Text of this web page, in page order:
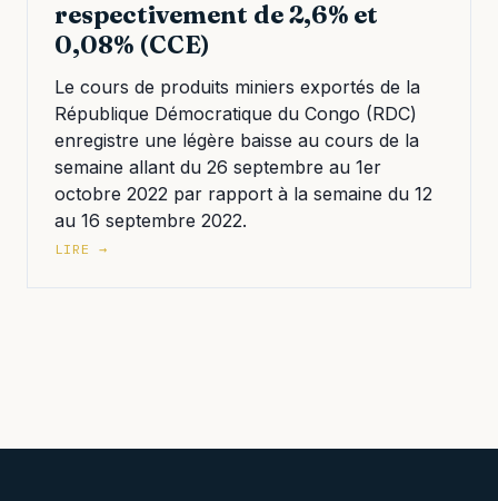
respectivement de 2,6% et
0,08% (CCE)
Le cours de produits miniers exportés de la
République Démocratique du Congo (RDC)
enregistre une légère baisse au cours de la
semaine allant du 26 septembre au 1er
octobre 2022 par rapport à la semaine du 12
au 16 septembre 2022.
LIRE →